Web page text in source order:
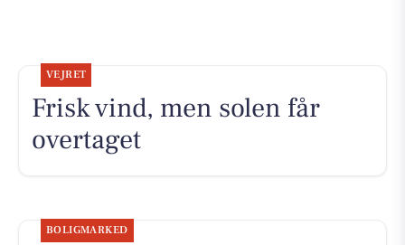
VEJRET
Frisk vind, men solen får
overtaget
BOLIGMARKED